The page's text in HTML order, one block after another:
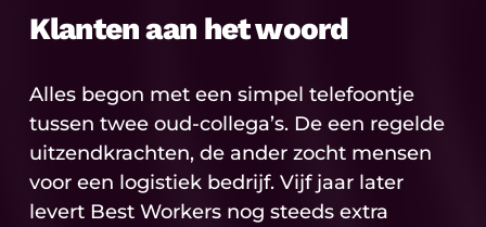
Klanten aan het woord
Alles begon met een simpel telefoontje
tussen twee oud-collega’s. De een regelde
uitzendkrachten, de ander zocht mensen
voor een logistiek bedrijf. Vijf jaar later
levert Best Workers nog steeds extra